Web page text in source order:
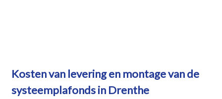
Kosten van levering en montage van de
systeemplafonds in Drenthe